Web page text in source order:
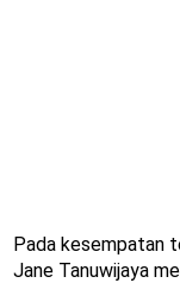
Pada kesempatan
Jane Tanuwijaya